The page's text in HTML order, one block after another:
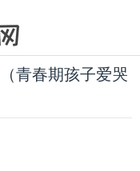
青春期孩子爱哭